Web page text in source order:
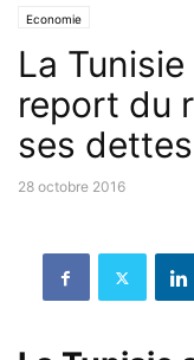
Economie
La
report du
ses dettes
28 octobre 2016